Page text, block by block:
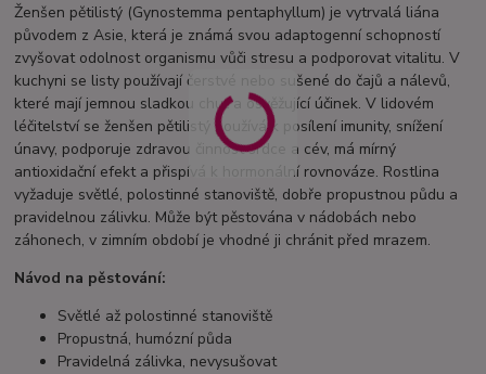
Ženšen pětilistý (Gynostemma pentaphyllum) je vytrvalá liána
původem z Asie, která je známá svou adaptogenní schopností
zvyšovat odolnost organismu vůči stresu a podporovat vitalitu. V
kuchyni se listy používají čerstvé nebo sušené do čajů a nálevů,
které mají jemnou sladkou chuť a osvěžující účinek. V lidovém
léčitelství se ženšen pětilistý používá k posílení imunity, snížení
únavy, podporuje zdravou činnost srdce a cév, má mírný
antioxidační efekt a přispívá k hormonální rovnováze. Rostlina
vyžaduje světlé, polostinné stanoviště, dobře propustnou půdu a
pravidelnou zálivku. Může být pěstována v nádobách nebo
záhonech, v zimním období je vhodné ji chránit před mrazem.
Návod na pěstování:
Světlé až polostinné stanoviště
Propustná, humózní půda
Pravidelná zálivka, nevysušovat